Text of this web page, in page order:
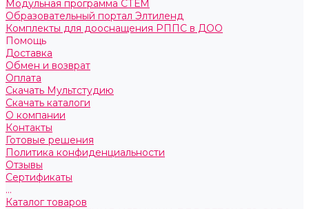
Модульная программа СТЕМ
Образовательный портал Элтиленд
Комплекты для дооснащения РППС в ДОО
Помощь
Доставка
Обмен и возврат
Оплата
Скачать Мультстудию
Скачать каталоги
О компании
Контакты
Готовые решения
Политика конфиденциальности
Отзывы
Сертификаты
...
Каталог товаров